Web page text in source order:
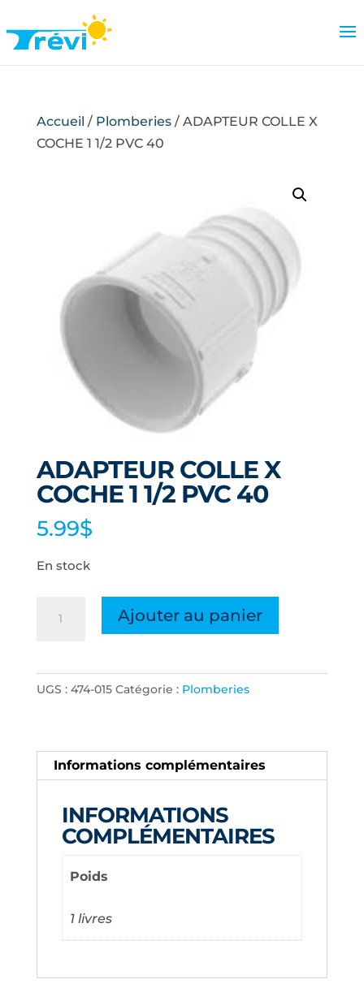
Accueil / Plomberies/ ADAPTEUR COLLE X
COCHE 1 1/2 PVC 40
ADAPTEUR COLLE X
COCHE 1 1/2 PVC 40
5.99$
En stock
COLLE
X
PVC
Ajouter au panier
UGS : 474-015 Catégorie : Plomberies
Informations complémentaires
INFORMATIONS
COMPLÉMENTAIRES
Poids
1 livres